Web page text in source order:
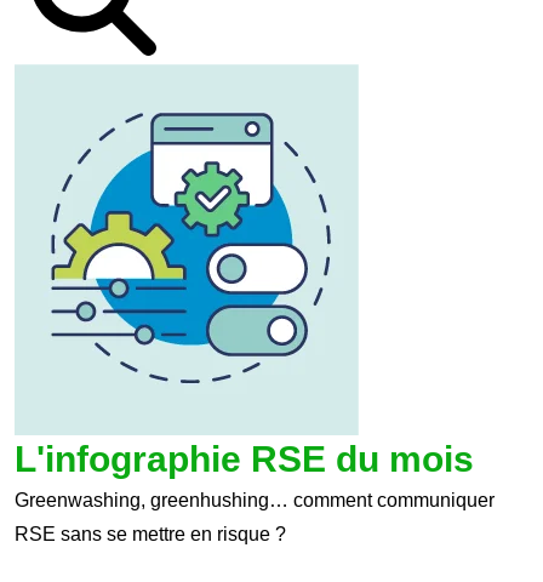
L'infographie RSE du mois
Greenwashing, greenhushing… comment communiquer
RSE sans se mettre en risque ?